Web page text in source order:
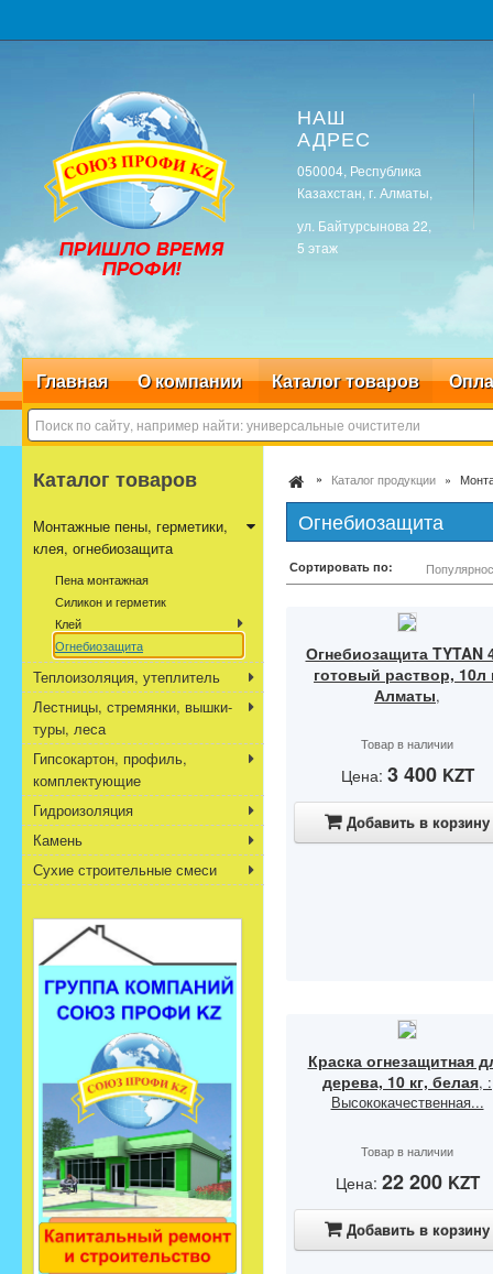
НАШ
АДРЕС
050004, Республика
Казахстан, г. Алматы,
ул. Байтурсынова 22,
5 этаж
Главная О компании Каталог товаров
Каталог продукции
Огнебиозащита
Сортировать по:
Огнебиозащита TYTAN
готовый раствор, 10л
Алматы,
Товар в наличии
Цена: 3 400 KZT
Добавить в корзину
Краска огнезащитная
дерева, 10 кг, белая, :
Высококачественная...
Товар в наличии
Цена: 22 200 KZT
Добавить в корзину
Каталог товаров
Монтажные пены, герметики,
клея, огнебиозащита
Пена монтажная
Силикон и герметик
Клей
Огнебиозащита
Теплоизоляция, утеплитель
Лестницы, стремянки, вышки-
туры, леса
Гипсокартон, профиль,
комплектующие
Гидроизоляция
Камень
Сухие строительные смеси